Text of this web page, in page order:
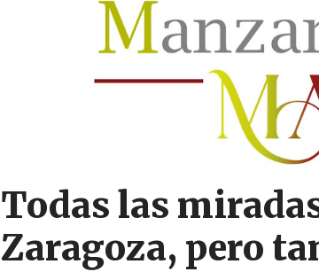
Todas las
Zaragoza, pero